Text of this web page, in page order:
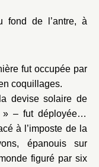
fond de l’antre, à
fut occupée par
coquillages.
devise solaire de
– fut déployée à
à l’imposte de la
épanouis sur
figuré par six